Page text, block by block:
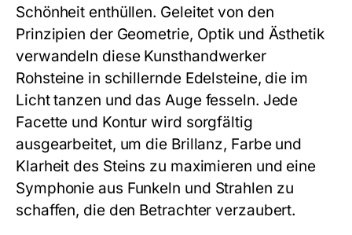
Schönheit enthüllen. Geleitet von den
Prinzipien der Geometrie, Optik und Ästhetik
verwandeln diese Kunsthandwerker
Rohsteine in schillernde Edelsteine, die im
Licht tanzen und das Auge fesseln. Jede
Facette und Kontur wird sorgfältig
ausgearbeitet, um die Brillanz, Farbe und
Klarheit des Steins zu maximieren und eine
Symphonie aus Funkeln und Strahlen zu
schaffen, die den Betrachter verzaubert.